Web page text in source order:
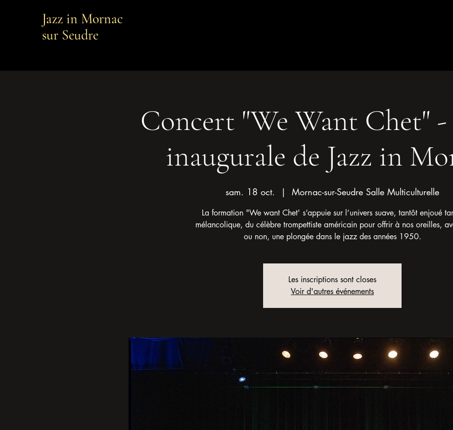
Jazz in Mornac
sur Seudre
Concert "We Want Chet" -
inaugurale de Jazz in
sam. 18 oct.
  |
Mornac-sur-Seudre Salle Multiculturelle
La formation "We want Chet' s’appuie sur l’univers suave, tantôt enjoué
mélancolique, du célèbre trompettiste américain pour offrir à nos oreilles,
ou non, une plongée dans le jazz des années 1950.
Les inscriptions sont closes
Voir d'autres événements